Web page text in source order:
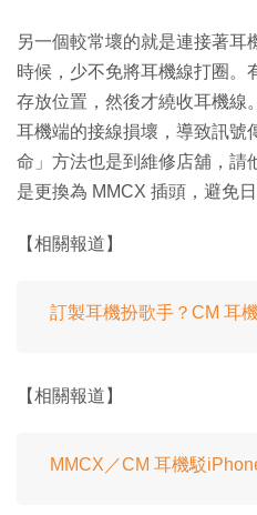
另一個較常壞的就是連接著耳
時候，少不免將耳機線打圈。
存放位置，然後才繞收耳機線
耳機端的接線損壞，導致訊號
命」方法也是到維修店舖，請
是更換為 MMCX 插頭，避免
【相關報道】
訂製耳機扮歌手？CM 耳
【相關報道】
MMCX／CM 耳機駁